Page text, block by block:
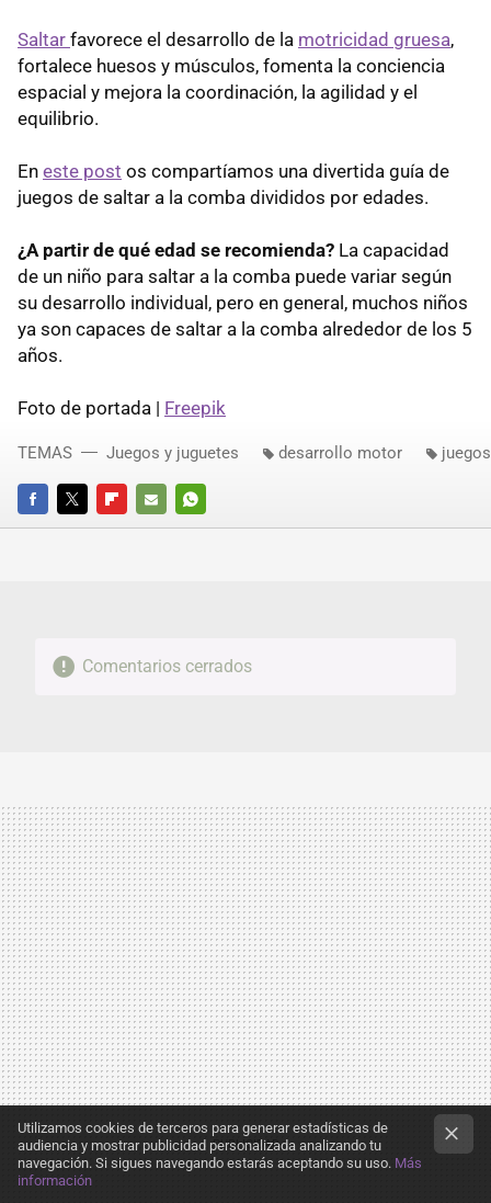
Saltar favorece el desarrollo de la motricidad gruesa,
fortalece huesos y músculos, fomenta la conciencia
espacial y mejora la coordinación, la agilidad y el
equilibrio.
En este post os compartíamos una divertida guía de
juegos de saltar a la comba divididos por edades.
¿A partir de qué edad se recomienda? La capacidad
de un niño para saltar a la comba puede variar según
su desarrollo individual, pero en general, muchos niños
ya son capaces de saltar a la comba alrededor de los 5
años.
Foto de portada | Freepik
FACEBOOKTWITTERFLIPBOARD
E-
WHATSAPP
TEMAS Juegos y juguetes desarrollo motor juegos
Comentarios cerrados
Utilizamos cookies de terceros para generar estadísticas de
audiencia y mostrar publicidad personalizada analizando tu
navegación. Si sigues navegando estarás aceptando su uso. Más
información